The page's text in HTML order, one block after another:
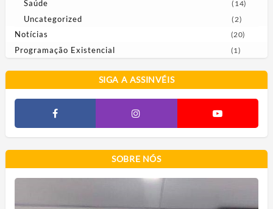
Saúde (14)
Uncategorized (2)
Notícias (20)
Programação Existencial (1)
SIGA A ASSINVÉIS
SOBRE NÓS